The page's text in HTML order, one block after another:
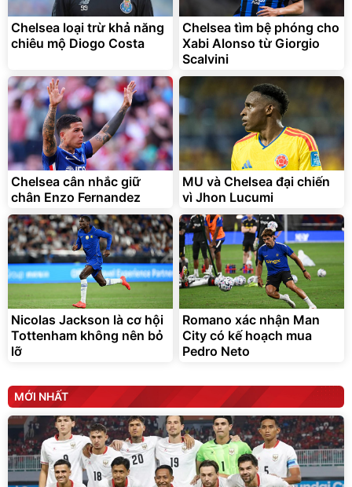
trong di chuyển
295.000đ
Đã bán nhiều
Chelsea loại trừ khả năng
chiêu mộ Diogo Costa
Chelsea tìm bệ phóng cho
Xabi Alonso từ Giorgio
Scalvini
Chelsea cân nhắc giữ
chân Enzo Fernandez
MU và Chelsea đại chiến
vì Jhon Lucumi
Nicolas Jackson là cơ hội
Tottenham không nên bỏ
lỡ
Romano xác nhận Man
City có kế hoạch mua
Pedro Neto
MỚI NHẤT